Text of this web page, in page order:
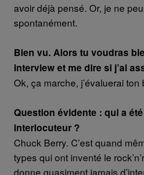
avoir déjà pensé. Or, je ne
spontanément.
Bien vu. Alors tu voudras
interview et me dire si j’ai
Ok, ça marche, j’évaluerai ton
Question évidente : qui a
interlocuteur ?
Chuck Berry. C’est quand
types qui ont inventé le
donne quasiment jamais